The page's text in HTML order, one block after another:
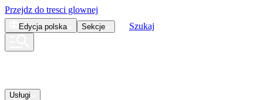
Przejdz do tresci glownej
Edycja polska Sekcje Szukaj
Usługi